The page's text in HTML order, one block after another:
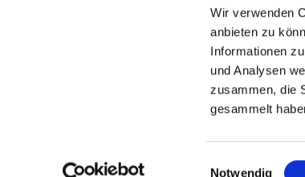
Wir verwenden
anbieten zu
Informationen
und Analysen
zusammen, die
gesammelt
Notwendig